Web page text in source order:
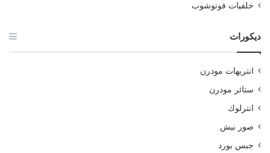
خلفيات فوتوشوب
ديكورات
انتريهات مودرن
ستائر مودرن
انترلوك
صور نيش
جبس بورد